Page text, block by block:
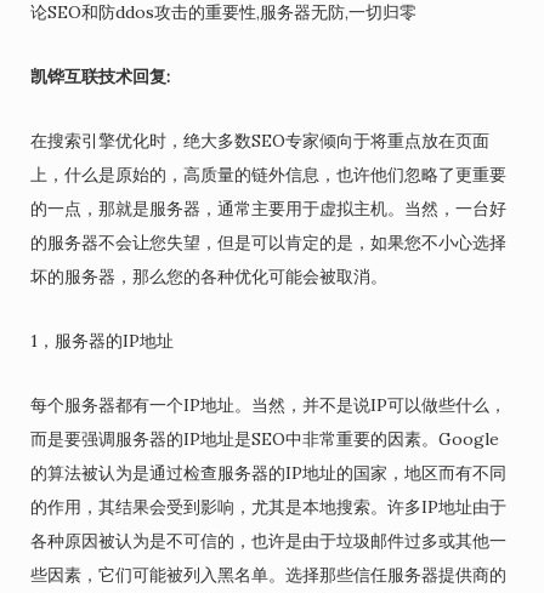
论SEO和防ddos攻击的重要性,服务器无防,一切归零
凯铧互联技术回复:
在搜索引擎优化时，绝大多数SEO专家倾向于将重点放在页面
上，什么是原始的，高质量的链外信息，也许他们忽略了更重要
的一点，那就是服务器，通常主要用于虚拟主机。当然，一台好
的服务器不会让您失望，但是可以肯定的是，如果您不小心选择
坏的服务器，那么您的各种优化可能会被取消。
1，服务器的IP地址
每个服务器都有一个IP地址。当然，并不是说IP可以做些什么，
而是要强调服务器的IP地址是SEO中非常重要的因素。Google
的算法被认为是通过检查服务器的IP地址的国家，地区而有不同
的作用，其结果会受到影响，尤其是本地搜索。许多IP地址由于
各种原因被认为是不可信的，也许是由于垃圾邮件过多或其他一
些因素，它们可能被列入黑名单。选择那些信任服务器提供商的